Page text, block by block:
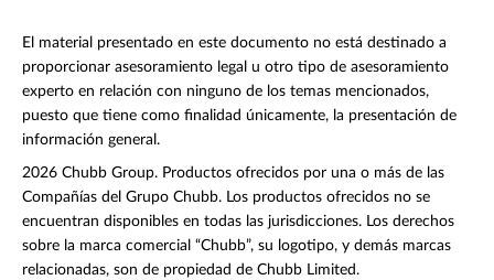
El material presentado en este documento no está destinado a
proporcionar asesoramiento legal u otro tipo de asesoramiento
experto en relación con ninguno de los temas mencionados,
puesto que tiene como finalidad únicamente, la presentación de
información general.
2026 Chubb Group. Productos ofrecidos por una o más de las
Compañías del Grupo Chubb. Los productos ofrecidos no se
encuentran disponibles en todas las jurisdicciones. Los derechos
sobre la marca comercial “Chubb”, su logotipo, y demás marcas
relacionadas, son de propiedad de Chubb Limited.